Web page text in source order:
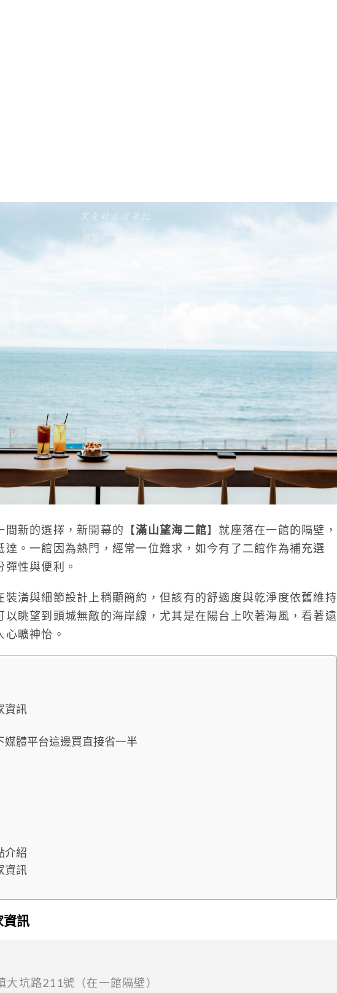
間新的選擇，新開幕的【滿山望海二館】就座落在一館的隔壁，
達。一館因為熱門，經常一位難求，如今有了二館作為補充選
性與便利。
裝潢與細節設計上稍顯簡約，但該有的舒適度與乾淨度依舊維持
以眺望到頭城無敵的海岸線，尤其是在陽台上吹著海風，看著遠
曠神怡。
資訊
媒體平台這邊買直接省一半
介紹
資訊
資訊
坑路211號（在一館隔壁）